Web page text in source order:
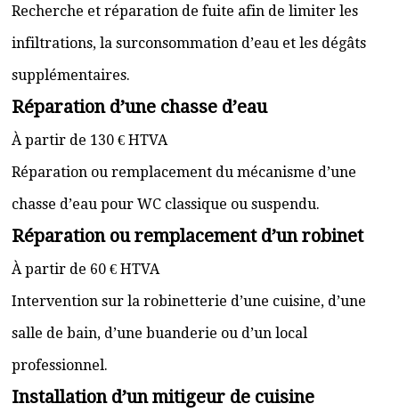
Recherche et réparation de fuite afin de limiter les
infiltrations, la surconsommation d’eau et les dégâts
supplémentaires.
Réparation d’une chasse d’eau
À partir de 130 € HTVA
Réparation ou remplacement du mécanisme d’une
chasse d’eau pour WC classique ou suspendu.
Réparation ou remplacement d’un robinet
À partir de 60 € HTVA
Intervention sur la robinetterie d’une cuisine, d’une
salle de bain, d’une buanderie ou d’un local
professionnel.
Installation d’un mitigeur de cuisine